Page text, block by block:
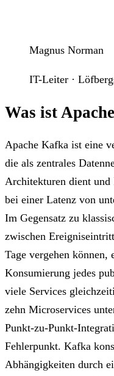
Magnus Norman
IT-Leiter ·
Was ist
Apache Kafka ist eine
die als zentrales
Architekturen dient
bei einer Latenz von
Im Gegensatz zu
zwischen
Tage vergehen
Konsumierung jedes
viele Services
zehn Microservices
Punkt-zu-Punkt-
Fehlerpunkt. Kafka
Abhängigkeiten durch